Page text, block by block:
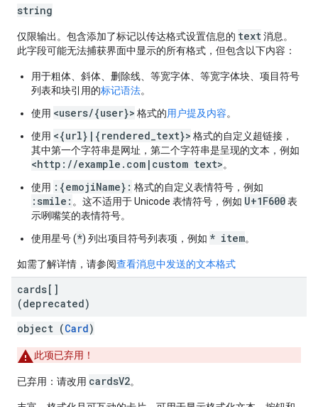
string
仅限输出。包含添加了标记以传达格式设置信息的 text消息。
此字段可能无法捕获界面中显示的所有格式，但包含以下内容：
用于粗体、斜体、删除线、等宽字体、等宽字体块、项目符号
列表和块引用的标记语法。
使用 <users/{user}> 格式的用户提及内容。
使用 <{url}|{rendered_text}> 格式的自定义超链接，
其中第一个字符串是网址，第二个字符串是呈现的文本，例如
<http://example.com|custom text>。
使用 :{emojiName}: 格式的自定义表情符号，例如
:smile: 。这不适用于 Unicode 表情符号，例如 U+1F600表
示咧嘴笑的表情符号。
使用星号 (*) 列出项目符号列表项，例如 * item。
如需了解详情，请参阅查看消息中发送的文本格式
cards[]
(deprecated)
object (Card)
此项已弃用！
已弃用：请改用 cardsV2。